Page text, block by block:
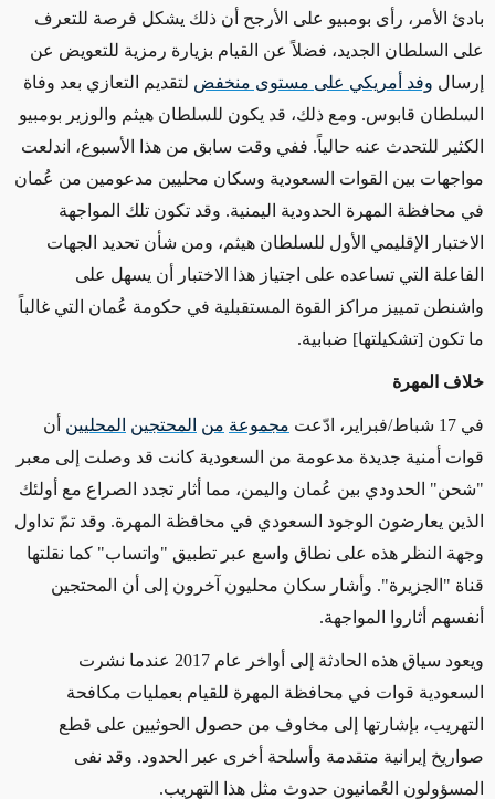
بادئ الأمر، رأى بومبيو على الأرجح أن ذلك يشكل فرصة للتعرف
على السلطان الجديد، فضلاً عن القيام بزيارة رمزية للتعويض عن
إرسال وفد أمريكي على مستوى منخفض لتقديم التعازي بعد وفاة
السلطان قابوس. ومع ذلك، قد يكون للسلطان هيثم والوزير بومبيو
الكثير للتحدث عنه حالياً. ففي وقت سابق من هذا الأسبوع، اندلعت
مواجهات بين القوات السعودية وسكان محليين مدعومين من عُمان
في محافظة المهرة الحدودية اليمنية. وقد تكون تلك المواجهة
الاختبار الإقليمي الأول للسلطان هيثم، ومن شأن تحديد الجهات
الفاعلة التي تساعده على اجتياز هذا الاختبار أن يسهل على
واشنطن تمييز مراكز القوة المستقبلية في حكومة عُمان التي غالباً
ما تكون [تشكيلتها] ضبابية.
خلاف المهرة
في 17 شباط/فبراير، ادّعت مجموعة من المحتجين المحليين أن
قوات أمنية جديدة مدعومة من السعودية كانت قد وصلت إلى معبر
"شحن" الحدودي بين عُمان واليمن، مما أثار تجدد الصراع مع أولئك
الذين يعارضون الوجود السعودي في محافظة المهرة. وقد تمّ تداول
وجهة النظر هذه على نطاق واسع عبر تطبيق "واتساب" كما نقلتها
قناة "الجزيرة". وأشار سكان محليون آخرون إلى أن المحتجين
أنفسهم أثاروا المواجهة.
ويعود سياق هذه الحادثة إلى أواخر عام 2017 عندما نشرت
السعودية قوات في محافظة المهرة للقيام بعمليات مكافحة
التهريب، بإشارتها إلى مخاوف من حصول الحوثيين على قطع
صواريخ إيرانية متقدمة وأسلحة أخرى عبر الحدود. وقد نفى
المسؤولون العُمانيون حدوث مثل هذا التهريب.